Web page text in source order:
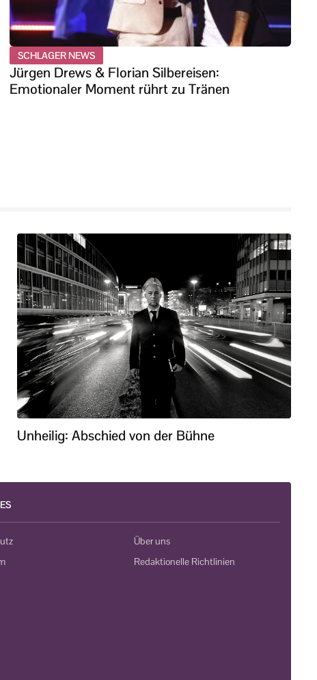
SCHLAGER NEWS
Jürgen Drews & Florian Silbereisen:
Emotionaler Moment rührt zu Tränen
Unheilig: Abschied von der Bühne
Über uns
Redaktionelle Richtlinien